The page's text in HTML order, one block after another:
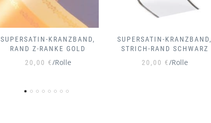
SUPERSATIN-KRANZBAND,
STRICH-RAND SCHWARZ
20,00 €/Rolle
SUPERSATIN-KRANZBAND,
STRICH-RAND GOLD
20,00 €/Rolle